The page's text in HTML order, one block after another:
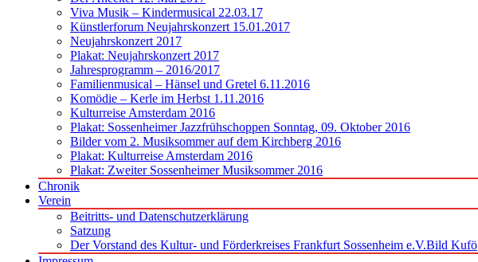
Viva Musik – Kindermusical 22.03.17
Künstlerforum Neujahrskonzert 15.01.2017
Neujahrskonzert 2017
Plakat: Neujahrskonzert 2017
Jahresprogramm – 2016/2017
Familienmusical – Hänsel und Gretel 6.11.2016
Komödie – Kerle im Herbst 1.11.2016
Kulturreise Amsterdam 2016
Plakat: Sossenheimer Jazzfrühschoppen Sonntag, 09. Oktober 2016
Bilder vom 2. Musiksommer auf dem Kirchberg 2016
Plakat: Kulturreise Amsterdam 2016
Plakat: Zweiter Sossenheimer Musiksommer 2016
Chronik
Verein
Beitritts- und Datenschutzerklärung
Satzung
Der Vorstand des Kultur- und Förderkreises Frankfurt Sossenheim e.V.Bild Kufö